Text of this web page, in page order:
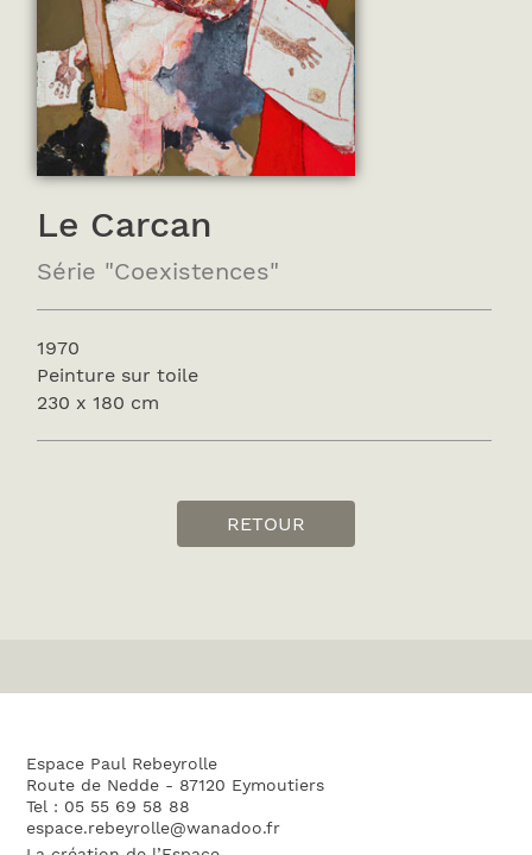
Le Carcan
Série "Coexistences"
1970
Peinture sur toile
230 x 180 cm
RETOUR
Espace Paul Rebeyrolle
Route de Nedde - 87120 Eymoutiers
Tel : 05 55 69 58 88
espace.rebeyrolle@wanadoo.fr